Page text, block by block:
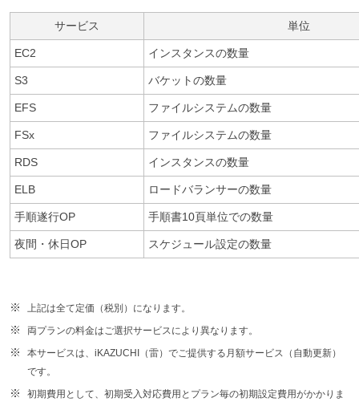
サービス 単位
EC2 インスタンスの数量
S3 バケットの数量
EFS ファイルシステムの数量
FSx ファイルシステムの数量
RDS インスタンスの数量
ELB ロードバランサーの数量
手順遂行OP 手順書10頁単位での数量
夜間・休日OP スケジュール設定の数量
上記は全て定価（税別）になります。
両プランの料金はご選択サービスにより異なります。
本サービスは、iKAZUCHI（雷）でご提供する月額サービス（自動更新）
です。
初期費用として、初期受入対応費用とプラン毎の初期設定費用がかかりま